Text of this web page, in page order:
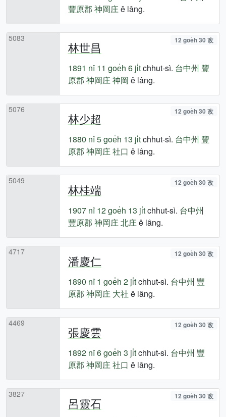
豐原郡 神岡庄ê lâng.
5083
林世昌 12 goe̍h 30 改
1891 nî 11 goe̍h 6 ji̍tchhut-sì. 台中州 豐
原郡 神岡庄神岡 ê lâng.
5076
林少超 12 goe̍h 30 改
1880 nî5 goe̍h 13 ji̍tchhut-sì. 台中州 豐
原郡 神岡庄社口 ê lâng.
5049
林桂端 12 goe̍h 30 改
1907 nî 12 goe̍h 13 ji̍tchhut-sì. 台中州
豐原郡 神岡庄北庄ê lâng.
4717
潘慶仁 12 goe̍h 30 改
1890 nî 1 goe̍h 2 ji̍tchhut-sì. 台中州 豐
原郡 神岡庄 大社 ê lâng.
4469
張慶雲 12 goe̍h 30 改
1892 nî6 goe̍h 3 ji̍tchhut-sì. 台中州 豐
原郡 神岡庄社口 ê lâng.
3827
呂靈石 12 goe̍h 30 改